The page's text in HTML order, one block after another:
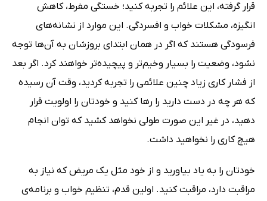
قرار گرفته، این علائم را تجربه کنید؛ خستگی مفرط، کاهش
انگیزه، مشکلات خواب و افسردگی. این موارد از نشانه‌های
فرسودگی هستند که اگر در همان ابتدای بروزشان به آن‌ها توجه
نشود، وضعیت را بسیار وخیم‌تر و پیچیده‌تر خواهند کرد. اگر بعد
از فشار کاری زیاد چنین علائمی را تجربه کردید، وقت آن رسیده
که هر چه در دست دارید را رها کنید و خودتان را اولویت قرار
دهید، در غیر این صورت طولی نخواهد کشید که توان انجام
هیچ کاری را نخواهید داشت.
خودتان را به یاد بیاورید و از خود مثل یک مریض که نیاز به
مراقبت دارد، مراقبت کنید. اولین قدم، تنظیم خواب و برنامه‌ی